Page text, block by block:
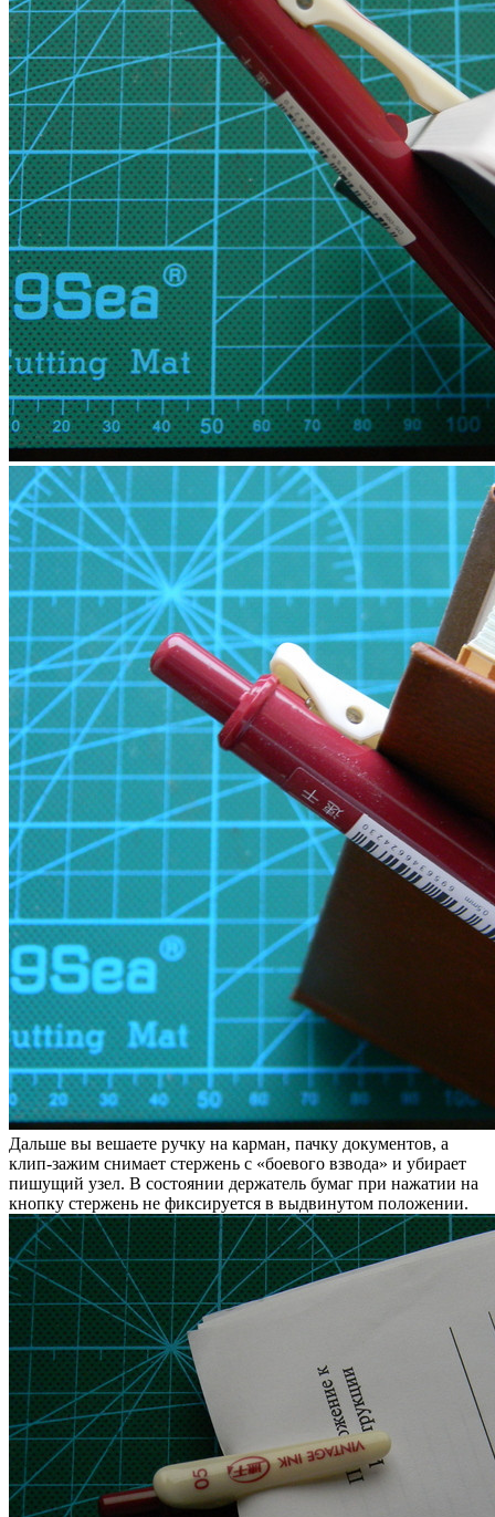
Дальше вы вешаете ручку на карман, пачку документов, а
клип-зажим снимает стержень с «боевого взвода» и убирает
пишущий узел. В состоянии держатель бумаг при нажатии на
кнопку стержень не фиксируется в выдвинутом положении.